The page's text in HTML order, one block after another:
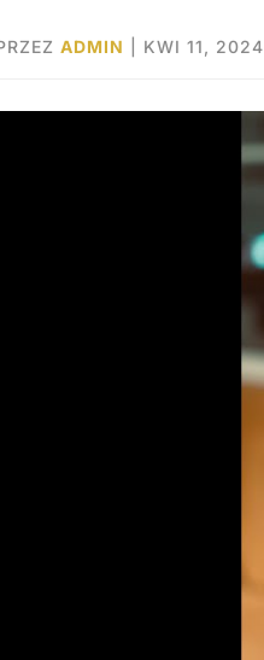
ADMIN KWI 11, 2024